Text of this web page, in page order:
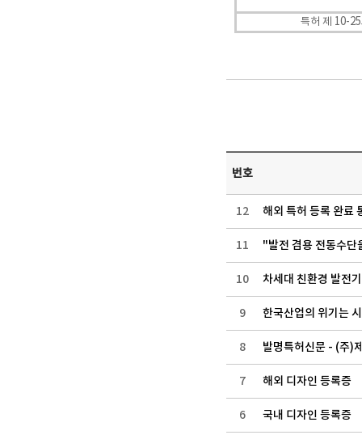
특허 제 10-
번호
12 해외 특허 등록 완료
11 "발전 겸용 전동수단
10 차세대 친환경 발전
9 한국산업의 위기는
8 발명특허신문 - (주)
7 해외 디자인 등록증
6 국내 디자인 등록증